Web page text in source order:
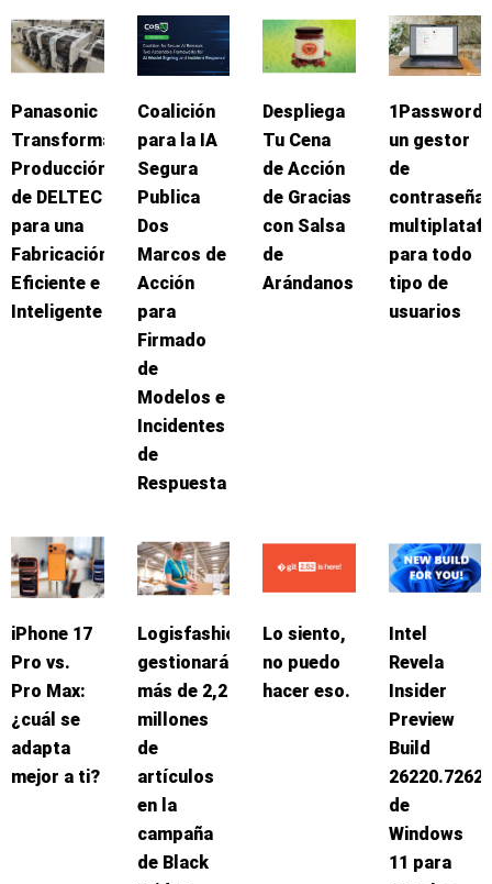
Panasonic
Transforma
Producción
de DELTEC
para una
Fabricación
Eficiente e
Inteligente
Coalición
para la IA
Segura
Publica
Dos
Marcos de
Acción
para
Firmado
de
Modelos e
Incidentes
de
Respuesta
Despliega
Tu Cena
de Acción
de Gracias
con Salsa
de
Arándanos
1Password:
un gestor
de
para todo
tipo de
usuarios
iPhone 17
Pro vs.
Pro Max:
¿cuál se
adapta
mejor a ti?
Logisfashion
gestionará
más de 2,2
millones
de
artículos
en la
campaña
de Black
Lo siento,
no puedo
hacer eso.
Intel
Revela
Insider
Preview
Build
26220.7262
de
Windows
11 para